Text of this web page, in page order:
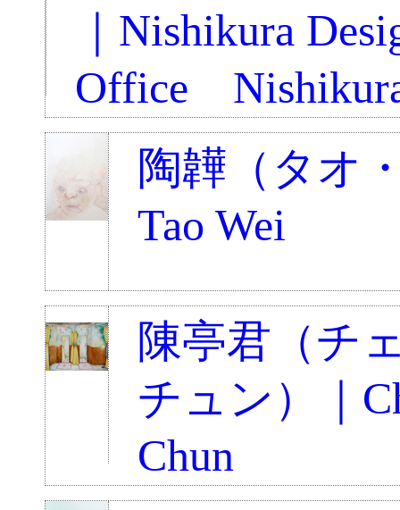
｜Nishikura
Office
陶韡（タオ
Tao Wei
陳亭君（チ
チュン）｜
Chun